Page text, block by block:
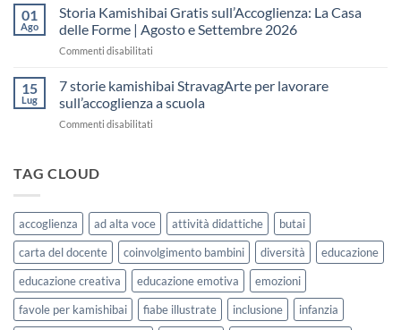
una
lezione
dell’Accoglienza:
Giorni
Kamishibai
da
sceglierle
01
Ago
Storia Kamishibai Gratis sull’Accoglienza: La Casa
delle Forme | Agosto e Settembre 2026
Commenti disabilitati
Kamishibai
sull’Accoglienza:
Settembre
2026
15
Lug
7 storie kamishibai StravagArte per lavorare
sull’accoglienza a scuola
Commenti disabilitati
lavorare
sull’accoglienza
a
scuola
TAG CLOUD
accoglienza ad alta voce attività didattiche
butai
carta del docente
coinvolgimento bambini diversità
educazione
educazione creativa
educazione emotiva
emozioni
favole per kamishibai
fiabe illustrate inclusione
infanzia